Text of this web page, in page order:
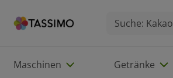
Maschinen Getränke